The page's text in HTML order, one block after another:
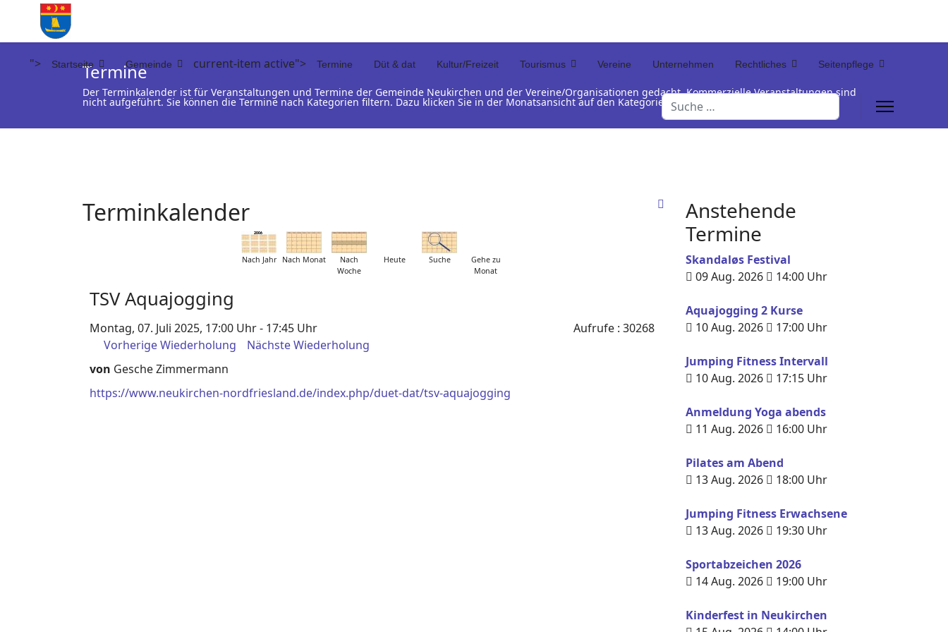
"> Startseite Gemeinde current-item active"> Termine Düt & dat Kultur/Freizeit Tourismus Vereine Unternehmen Rechtliches Seitenpflege
Suchen
Termine
Der Terminkalender ist für Veranstaltungen und Termine der Gemeinde Neukirchen und der Vereine/Organisationen gedacht. Kommerzielle Veranstaltungen sind
nicht aufgeführt. Sie können die Termine nach Kategorien filtern. Dazu klicken Sie in der Monatsansicht auf den Kategorienamen unterhalb der Termintabelle
Terminkalender
Nach Jahr Nach Monat
Nach
Woche
Heute Suche
Gehe zu
Monat
TSV Aquajogging
Montag, 07. Juli 2025, 17:00 Uhr - 17:45 Uhr
Vorherige Wiederholung
Nächste Wiederholung
Aufrufe: 30268
von Gesche Zimmermann
https://www.neukirchen-nordfriesland.de/index.php/duet-dat/tsv-aquajogging
Anstehende
Termine
Skandaløs Festival
09 Aug. 2026
14:00 Uhr
Aquajogging 2 Kurse
10 Aug. 2026
17:00 Uhr
Jumping Fitness Intervall
10 Aug. 2026
17:15 Uhr
Anmeldung Yoga abends
11 Aug. 2026
16:00 Uhr
Pilates am Abend
13 Aug. 2026
18:00 Uhr
Jumping Fitness Erwachsene
13 Aug. 2026
19:30 Uhr
Sportabzeichen 2026
14 Aug. 2026
19:00 Uhr
Kinderfest in Neukirchen